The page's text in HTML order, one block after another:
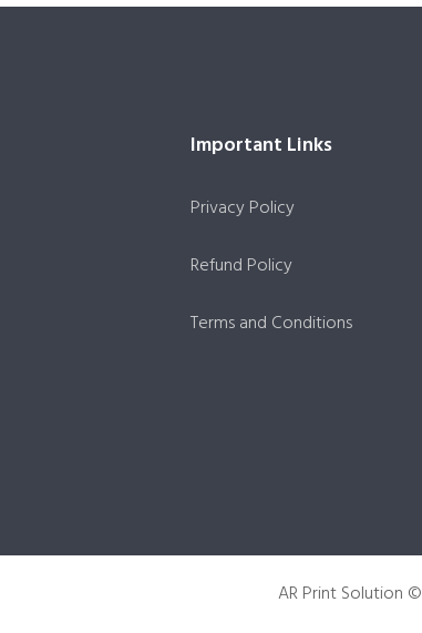
Important Links
Privacy Policy
Refund Policy
Terms and Conditions
AR Print Solution